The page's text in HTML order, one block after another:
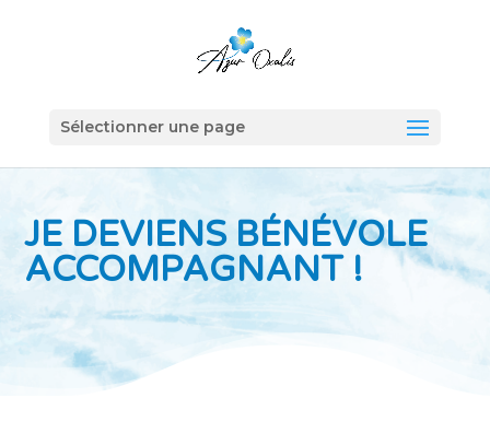
Sélectionner une page
JE DEVIENS BÉNÉVOLE
ACCOMPAGNANT !